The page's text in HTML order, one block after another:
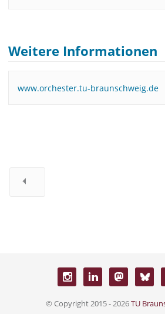
Weitere Informationen
www.orchester.tu-braunschweig.de
© Copyright 2015 - 2026TU